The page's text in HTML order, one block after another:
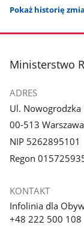
Pokaż historię
stopka
Ministerstwo
ADRES
Ul.
00-513 Warszawa
NIP 5262895101
Regon
KONTAKT
Infolinia dla
+48 222 500 108